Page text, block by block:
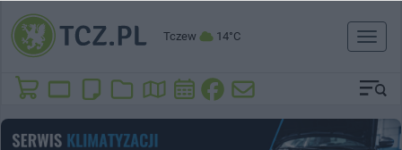
Tczew 14°C
Toggle